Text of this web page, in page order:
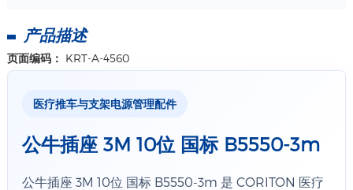
产品描述
页面编码： KRT-A-4560
医疗推车与支架电源管理配件
公牛插座 3M 10位 国标 B5550-3m
公牛插座 3M 10位 国标 B5550-3m 是 CORITON 医疗